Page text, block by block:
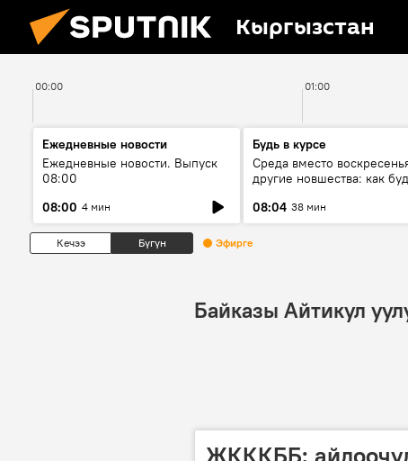
Кыргызстан
00:00 01:00
Ежедневные новости
Ежедневные новости. Выпуск
08:00
08:00 4 мин
Будь в курсе
Среда вместо
другие новшества: как
08:04 38 мин
Кечээ Бүгүн Эфирге
Байказы Айтикул